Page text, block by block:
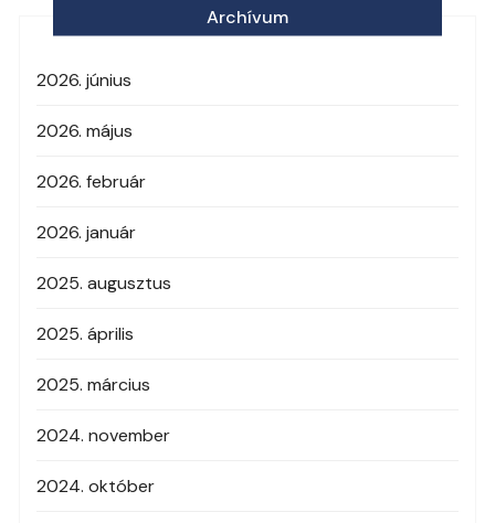
Archívum
2026. június
2026. május
2026. február
2026. január
2025. augusztus
2025. április
2025. március
2024. november
2024. október